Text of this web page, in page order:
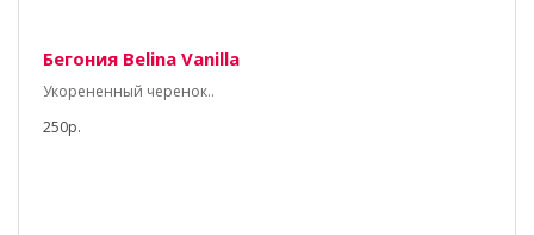
Бегония Belina Vanilla
Укорененный черенок..
250р.